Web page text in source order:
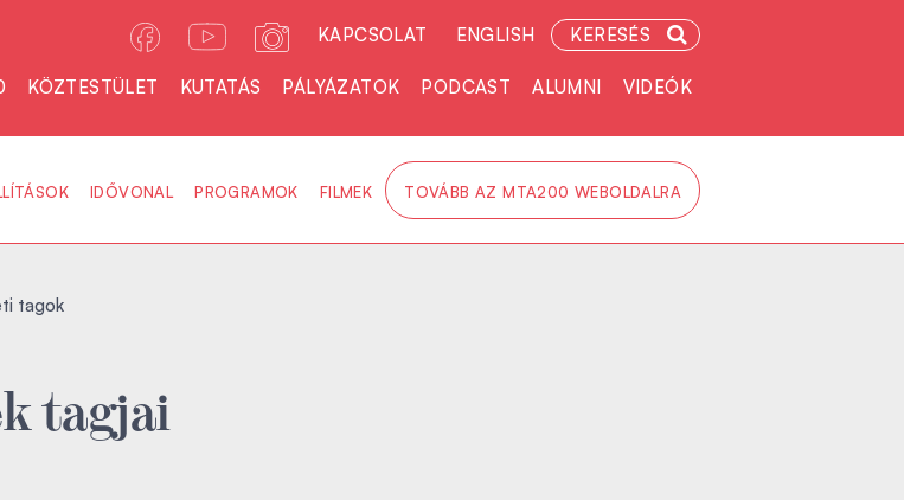
KAPCSOLAT ENGLISH KERESÉS
KÖZTESTÜLET KUTATÁS PÁLYÁZATOK PODCAST ALUMNI VIDEÓK
IDŐVONAL PROGRAMOK FILMEK TOVÁBB AZ MTA200 WEBOLDALRA
tagok
tagjai